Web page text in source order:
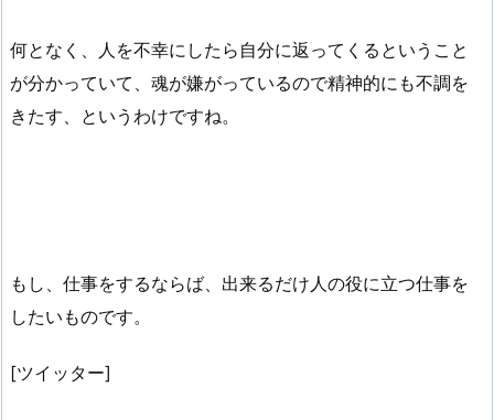
何となく、人を不幸にしたら自分に返ってくるということ
が分かっていて、魂が嫌がっているので精神的にも不調を
きたす、というわけですね。
もし、仕事をするならば、出来るだけ人の役に立つ仕事を
したいものです。
[ツイッター]